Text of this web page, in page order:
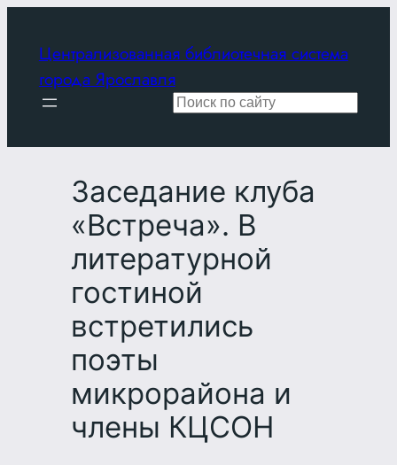
содержимому
Централизованная библиотечная система
города Ярославля
Поиск
Заседание клуба
«Встреча». В
литературной
гостиной
встретились
поэты
микрорайона и
члены КЦСОН